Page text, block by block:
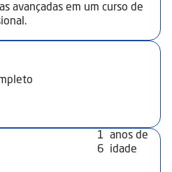
avançadas em um curso de
1
6
anos de
idade